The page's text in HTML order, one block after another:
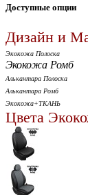
Доступные опции
Дизайн и
Экокожа Полоска
Экокожа Ромб
Алькантара Полоска
Алькантара Ромб
Экокожа+ТКАНЬ
Цвета